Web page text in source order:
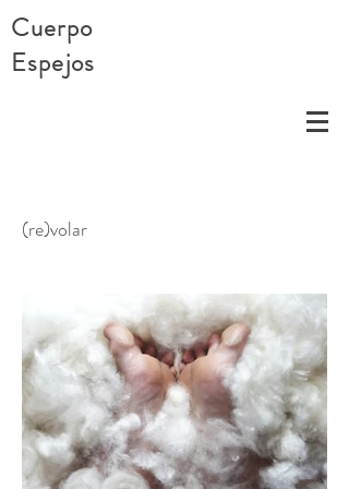
Cuerpo
Espejos
(re)volar